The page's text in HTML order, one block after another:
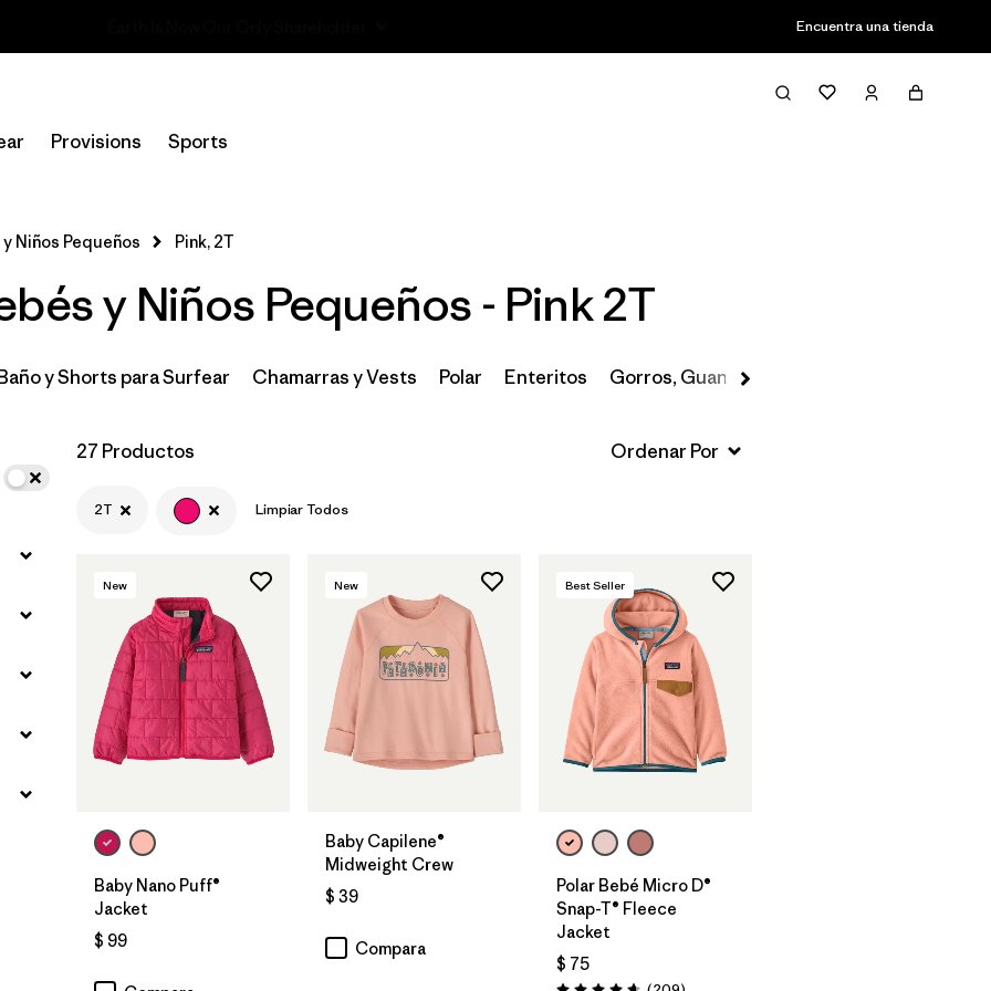
Encuentra una tienda
Provisions Sports
Filter & Sort
Selecciona una tienda
Filtrar por
Price
Filtrar por
Size 1
Filtrar por
Color 1
Niños Pequeños Pink, 2T
y Niños Pequeños - Pink 2T
y Shorts para Surfear Chamarras y Vests Polar Enteritos Gorros, Guantes y Más
27 Productos
2T Limpiar Todos
New
Baby Nano Puff®
Jacket
$ 99
New
Baby Capilene®
Midweight Crew
$ 39
Compara
Best Seller
Polar Bebé Micro D®
Snap-T® Fleece
Jacket
$ 75